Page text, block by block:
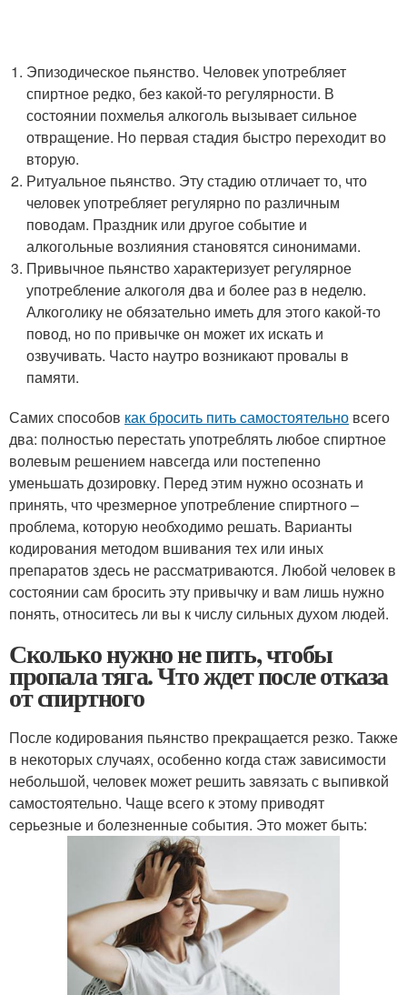
Эпизодическое пьянство. Человек употребляет
спиртное редко, без какой-то регулярности. В
состоянии похмелья алкоголь вызывает сильное
отвращение. Но первая стадия быстро переходит во
вторую.
Ритуальное пьянство. Эту стадию отличает то, что
человек употребляет регулярно по различным
поводам. Праздник или другое событие и
алкогольные возлияния становятся синонимами.
Привычное пьянство характеризует регулярное
употребление алкоголя два и более раз в неделю.
Алкоголику не обязательно иметь для этого какой-то
повод, но по привычке он может их искать и
озвучивать. Часто наутро возникают провалы в
памяти.
Самих способов как бросить пить самостоятельно всего
два: полностью перестать употреблять любое спиртное
волевым решением навсегда или постепенно
уменьшать дозировку. Перед этим нужно осознать и
принять, что чрезмерное употребление спиртного –
проблема, которую необходимо решать. Варианты
кодирования методом вшивания тех или иных
препаратов здесь не рассматриваются. Любой человек в
состоянии сам бросить эту привычку и вам лишь нужно
понять, относитесь ли вы к числу сильных духом людей.
Сколько нужно не пить, чтобы
пропала тяга. Что ждет после отказа
от спиртного
После кодирования пьянство прекращается резко. Также
в некоторых случаях, особенно когда стаж зависимости
небольшой, человек может решить завязать с выпивкой
самостоятельно. Чаще всего к этому приводят
серьезные и болезненные события. Это может быть: